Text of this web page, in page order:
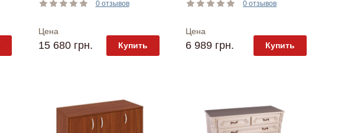
0 отзывов
Цена
15 680 грн. Купить
0 отзывов
Цена
6 989 грн. Купить